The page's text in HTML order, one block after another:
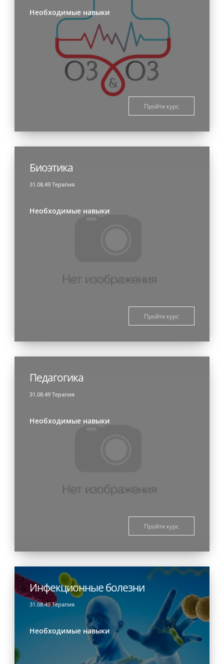
Необходимые навыки
Пройти курс
Биоэтика
31.08.49 Терапия
Необходимые навыки
Пройти курс
Педагогика
31.08.49 Терапия
Необходимые навыки
Пройти курс
Инфекционные болезни
31.08.49 Терапия
Необходимые навыки